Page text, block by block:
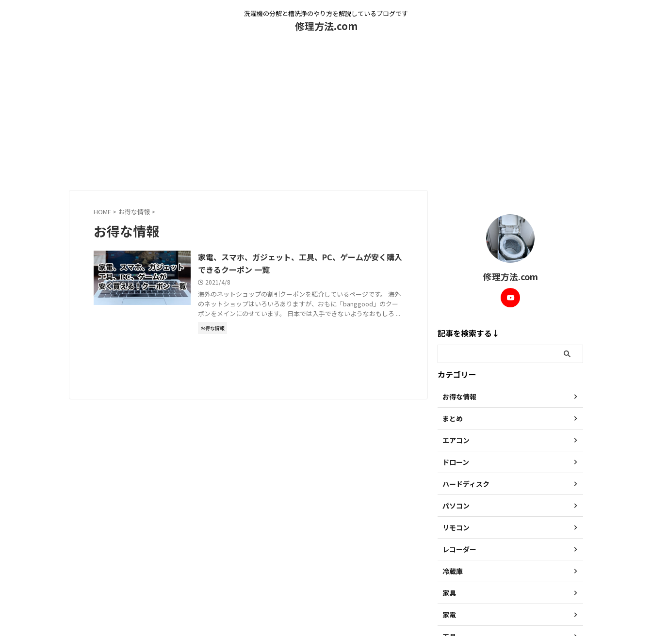
洗濯機の分解と槽洗浄のやり方を解説しているブログです
修理方法.com
HOME > お得な情報 >
お得な情報
家電、スマホ、ガジェット、工具、PC、ゲームが安く購入
できるクーポン 一覧
2021/4/8
海外のネットショップの割引クーポンを紹介しているページです。 海外
のネットショップはいろいろありますが、おもに「banggood」のクー
ポンをメインにのせています。 日本では入手できないようなおもしろ ...
お得な情報
修理方法.com
記事を検索する↓
カテゴリー
お得な情報
まとめ
エアコン
ドローン
ハードディスク
パソコン
リモコン
レコーダー
冷蔵庫
家具
家電